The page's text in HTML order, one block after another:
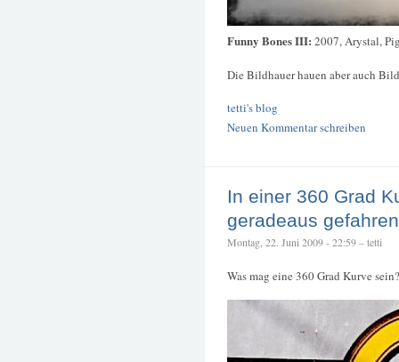
Funny Bones III: 2007, Arystal,
Die Bildhauer hauen aber auch
tetti's blog
Neuen Kommentar schreiben
In einer 360 Grad
geradeaus gefahren
Montag, 22. Juni 2009 - 22:59 – tetti
Was mag eine 360 Grad Kurve sein?